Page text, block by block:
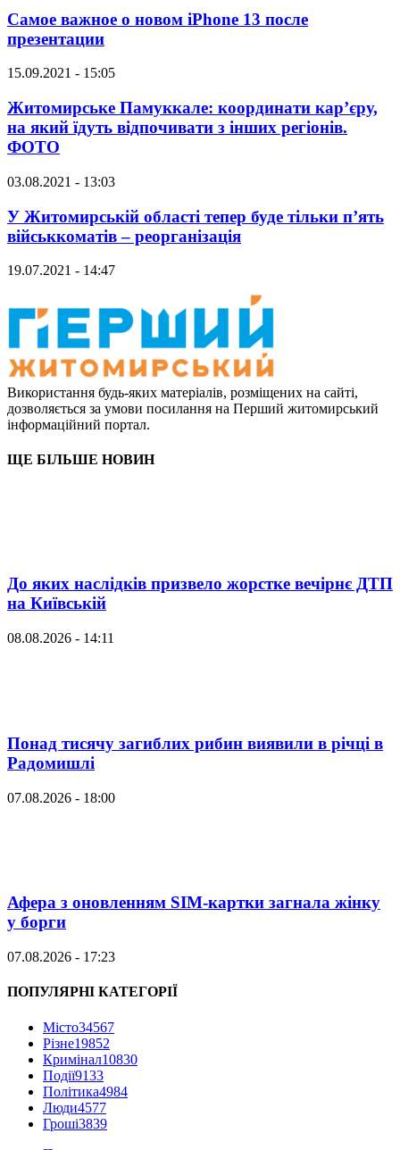
Самое важное о новом iPhone 13 после
презентации
15.09.2021 - 15:05
Житомирське Памуккале: координати кар’єру,
на який їдуть відпочивати з інших регіонів.
ФОТО
03.08.2021 - 13:03
У Житомирській області тепер буде тільки п’ять
військкоматів – реорганізація
19.07.2021 - 14:47
Використання будь-яких матеріалів, розміщених на сайті,
дозволяється за умови посилання на Перший житомирський
інформаційний портал.
ЩЕ БІЛЬШЕ НОВИН
До яких наслідків призвело жорстке вечірнє ДТП
на Київській
08.08.2026 - 14:11
Понад тисячу загиблих рибин виявили в річці в
Радомишлі
07.08.2026 - 18:00
Афера з оновленням SIM-картки загнала жінку
у борги
07.08.2026 - 17:23
ПОПУЛЯРНІ КАТЕГОРІЇ
Місто34567
Різне19852
Кримінал10830
Події9133
Політика4984
Люди4577
Гроші3839